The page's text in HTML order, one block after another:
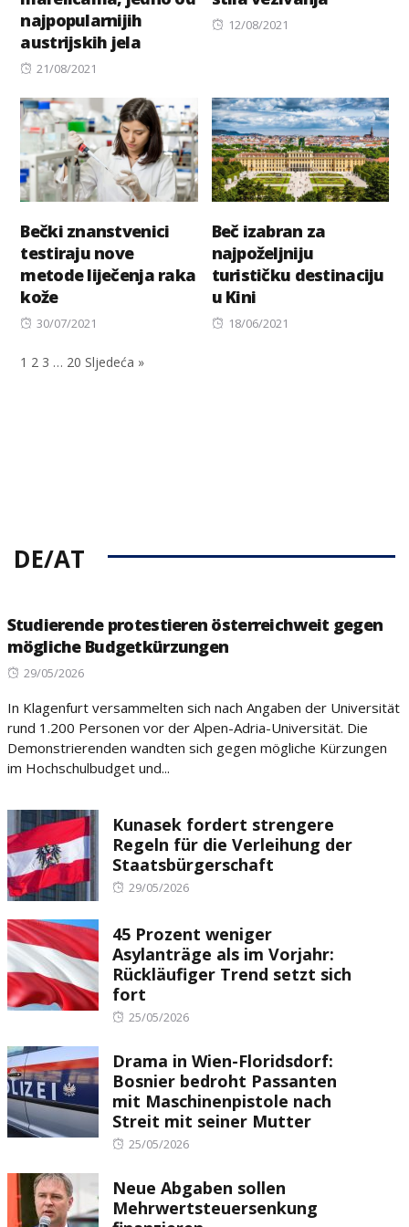
najpopularnijih
austrijskih jela
Posted
21/08/2021
Posted
12/08/2021
Bečki znanstvenici
testiraju nove
metode liječenja raka
kože
Posted
30/07/2021
Beč izabran za
najpoželjniju
turističku destinaciju
u Kini
Posted
18/06/2021
1 2 3 … 20 Sljedeća »
DE/AT
Studierende protestieren österreichweit gegen
mögliche Budgetkürzungen
Posted
29/05/2026
In Klagenfurt versammelten sich nach Angaben der Universität
rund 1.200 Personen vor der Alpen-Adria-Universität. Die
Demonstrierenden wandten sich gegen mögliche Kürzungen
im Hochschulbudget und...
Kunasek fordert strengere
Regeln für die Verleihung der
Staatsbürgerschaft
Posted
29/05/2026
45 Prozent weniger
Asylanträge als im Vorjahr:
Rückläufiger Trend setzt sich
fort
Posted
25/05/2026
Drama in Wien-Floridsdorf:
Bosnier bedroht Passanten
mit Maschinenpistole nach
Streit mit seiner Mutter
Posted
25/05/2026
Neue Abgaben sollen
Mehrwertsteuersenkung